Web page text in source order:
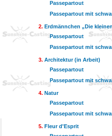
Passepartout
Passepartout mit
Erdmännchen „Die
Passepartout
Passepartout mit
Architektur (in Arbeit)
Passepartout
Passepartout mit
Natur
Passepartout
Passepartout mit
Fleur d'Esprit